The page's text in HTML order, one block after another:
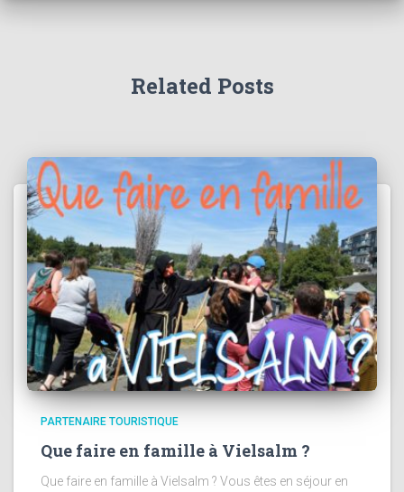
Related Posts
PARTENAIRE TOURISTIQUE
Que faire en famille à Vielsalm ?
Que faire en famille à Vielsalm ? Vous êtes en séjour en